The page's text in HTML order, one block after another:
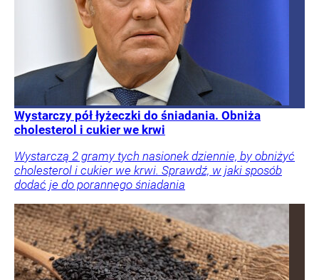
Wystarczy pół łyżeczki do śniadania. Obniża
cholesterol i cukier we krwi
Wystarczą 2 gramy tych nasionek dziennie, by obniżyć
cholesterol i cukier we krwi. Sprawdź, w jaki sposób
dodać je do porannego śniadania